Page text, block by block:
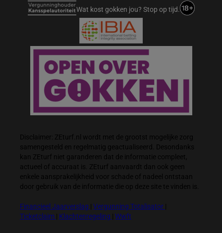
Wat kost gokken jou? Stop op tijd.
Disclaimer: ZEturf.nl wordt met de grootst mogelijke zorg
samengesteld en regelmatig geactualiseerd. Desondanks
kan ZEturf niet garanderen dat de informatie compleet,
actueel of accuraat is. ZEturf aanvaardt dan ook geen
enkele aansprakelijkheid voor schade of nadeel ontstaan
door gebruik van de informatie die op deze site te vinden is.
Financieel Jaarverslag Vergunning Totalisator
Ticketclaim
Klachtenregeling Wwft